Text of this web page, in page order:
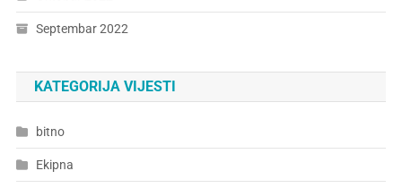
Septembar 2022
KATEGORIJA VIJESTI
bitno
Ekipna